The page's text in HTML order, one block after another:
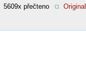
5609x přečteno
Original